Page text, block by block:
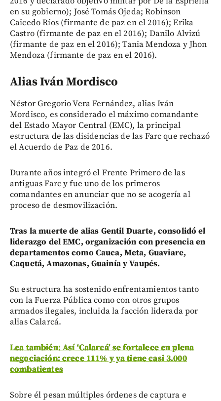
en su gobierno); José Tomás Ojeda; Robinson
Caicedo Ríos (firmante de paz en el 2016); Erika
Castro (firmante de paz en el 2016); Danilo Alvizú
(firmante de paz en el 2016); Tania Mendoza y Jhon
Mendoza (firmante de paz en el 2016).
Alias Iván Mordisco
Néstor Gregorio Vera Fernández, alias Iván
Mordisco, es considerado el máximo comandante
del Estado Mayor Central (EMC), la principal
estructura de las disidencias de las Farc que rechazó
el Acuerdo de Paz de 2016.
Durante años integró el Frente Primero de las
antiguas Farc y fue uno de los primeros
comandantes en anunciar que no se acogería al
proceso de desmovilización.
Tras la muerte de alias Gentil Duarte, consolidó el
liderazgo del EMC, organización con presencia en
departamentos como Cauca, Meta, Guaviare,
Caquetá, Amazonas, Guainía y Vaupés.
Su estructura ha sostenido enfrentamientos tanto
con la Fuerza Pública como con otros grupos
armados ilegales, incluida la facción liderada por
alias Calarcá.
Lea también: Así ‘Calarcá’ se fortalece en plena
negociación: crece 111% y ya tiene casi 3.000
combatientes
Sobre él pesan múltiples órdenes de captura e